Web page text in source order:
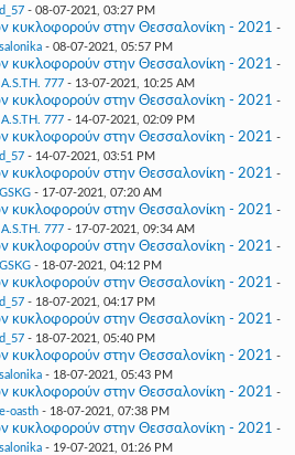
- 08-07-2021, 03:27 PM
κυκλοφορούν στην Θεσσαλονίκη - 2021 -
- 08-07-2021, 05:57 PM
κυκλοφορούν στην Θεσσαλονίκη - 2021 -
777- 13-07-2021, 10:25 AM
κυκλοφορούν στην Θεσσαλονίκη - 2021 -
777- 14-07-2021, 02:09 PM
κυκλοφορούν στην Θεσσαλονίκη - 2021 -
- 14-07-2021, 03:51 PM
κυκλοφορούν στην Θεσσαλονίκη - 2021 -
- 17-07-2021, 07:20 AM
κυκλοφορούν στην Θεσσαλονίκη - 2021 -
777- 17-07-2021, 09:34 AM
κυκλοφορούν στην Θεσσαλονίκη - 2021 -
- 18-07-2021, 04:12 PM
κυκλοφορούν στην Θεσσαλονίκη - 2021 -
- 18-07-2021, 04:17 PM
κυκλοφορούν στην Θεσσαλονίκη - 2021 -
- 18-07-2021, 05:40 PM
κυκλοφορούν στην Θεσσαλονίκη - 2021 -
- 18-07-2021, 05:43 PM
κυκλοφορούν στην Θεσσαλονίκη - 2021 -
oasth- 18-07-2021, 07:38 PM
κυκλοφορούν στην Θεσσαλονίκη - 2021 -
- 19-07-2021, 01:26 PM